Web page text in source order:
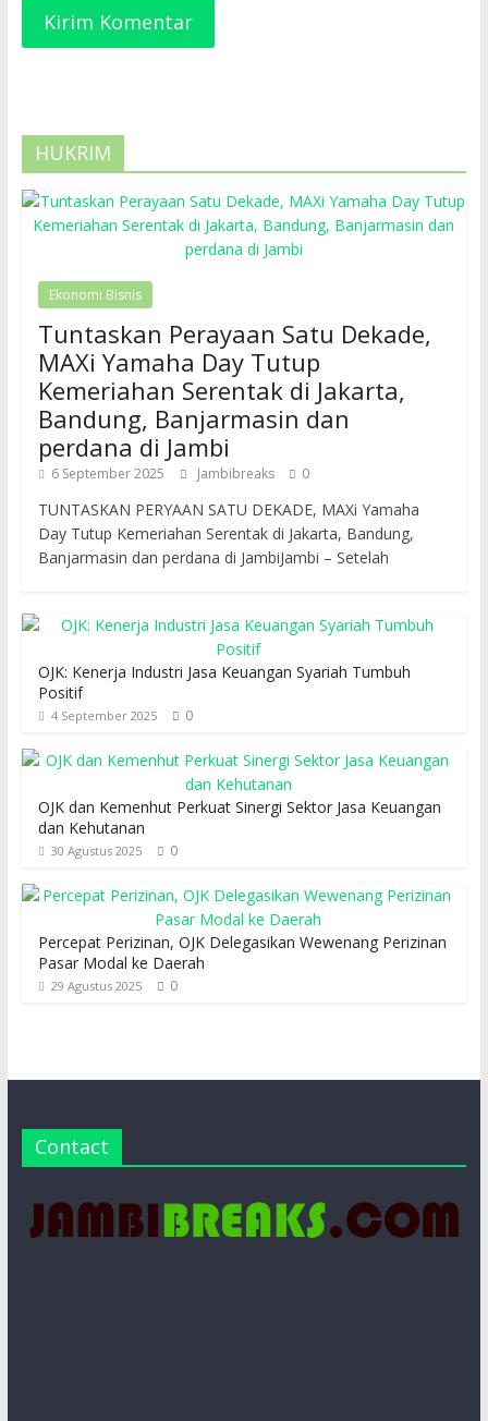
HUKRIM
Ekonomi Bisnis
Tuntaskan Perayaan Satu Dekade,
MAXi Yamaha Day Tutup
Kemeriahan Serentak di Jakarta,
Bandung, Banjarmasin dan
perdana di Jambi
6 September 2025 Jambibreaks 0
TUNTASKAN PERYAAN SATU DEKADE, MAXi Yamaha
Day Tutup Kemeriahan Serentak di Jakarta, Bandung,
Banjarmasin dan perdana di JambiJambi – Setelah
OJK: Kenerja Industri Jasa Keuangan Syariah Tumbuh
Positif
4 September 2025 0
OJK dan Kemenhut Perkuat Sinergi Sektor Jasa Keuangan
dan Kehutanan
30 Agustus 2025 0
Percepat Perizinan, OJK Delegasikan Wewenang Perizinan
Pasar Modal ke Daerah
29 Agustus 2025 0
Contact